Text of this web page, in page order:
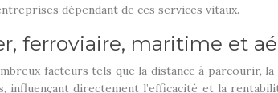
dépendant de ces services vitaux.
ferroviaire, maritime et
facteurs tels que la distance à parcourir,
influençant directement l’efficacité et la